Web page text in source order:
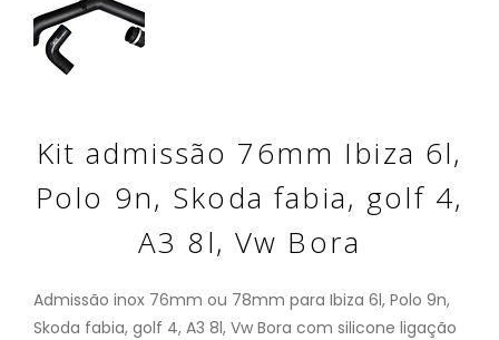
Kit admissão 76mm Ibiza 6l,
Polo 9n, Skoda fabia, golf 4,
A3 8l, Vw Bora
Admissão inox 76mm ou 78mm para Ibiza 6l, Polo 9n,
Skoda fabia, golf 4, A3 8l, Vw Bora com silicone ligação